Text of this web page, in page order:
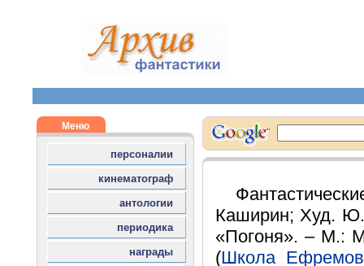
Каширин; Худ.
«Погоня». – М.:
(Школа